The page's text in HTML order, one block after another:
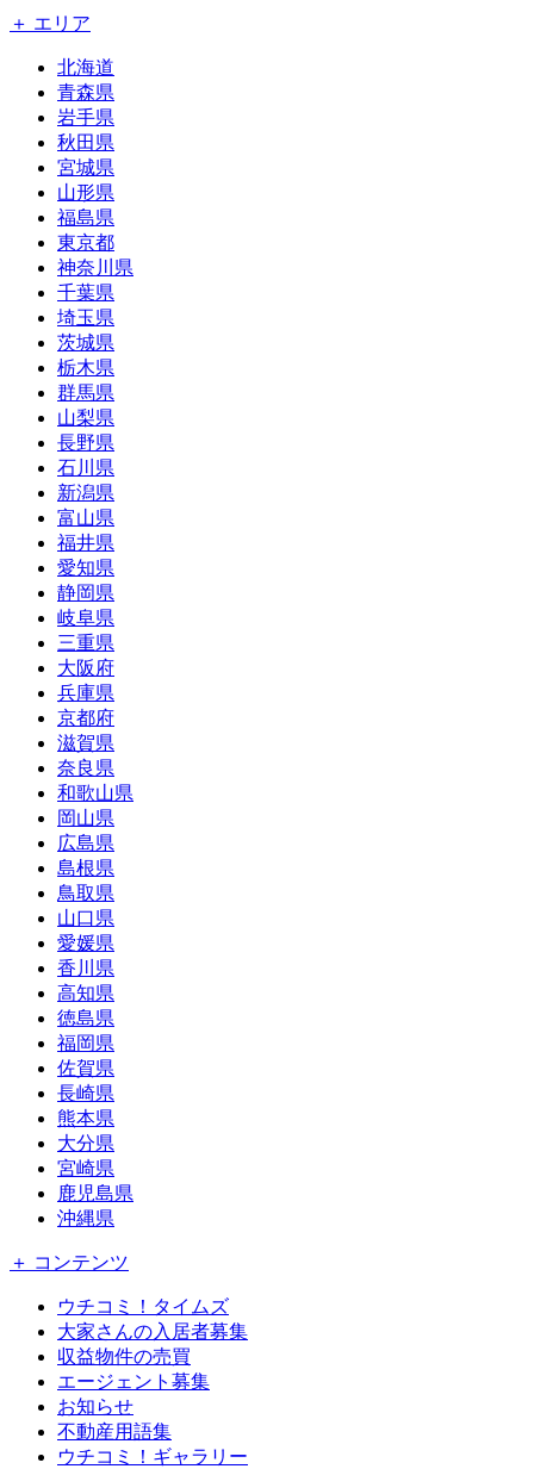
＋ エリア
北海道
青森県
岩手県
秋田県
宮城県
山形県
福島県
東京都
神奈川県
千葉県
埼玉県
茨城県
栃木県
群馬県
山梨県
長野県
石川県
新潟県
富山県
福井県
愛知県
静岡県
岐阜県
三重県
大阪府
兵庫県
京都府
滋賀県
奈良県
和歌山県
岡山県
広島県
島根県
鳥取県
山口県
愛媛県
香川県
高知県
徳島県
福岡県
佐賀県
長崎県
熊本県
大分県
宮崎県
鹿児島県
沖縄県
＋ コンテンツ
ウチコミ！タイムズ
大家さんの入居者募集
収益物件の売買
エージェント募集
お知らせ
不動産用語集
ウチコミ！ギャラリー